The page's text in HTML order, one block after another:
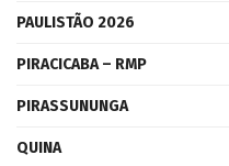
PAULISTÃO 2026
PIRACICABA – RMP
PIRASSUNUNGA
QUINA